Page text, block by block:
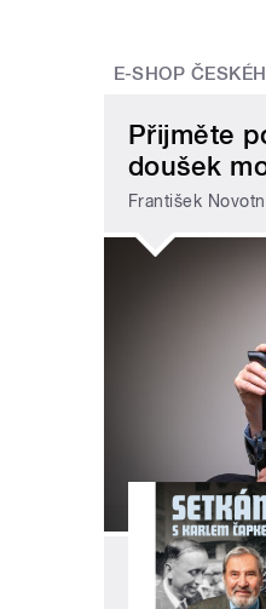
E-SHOP
Přijměte
doušek
František